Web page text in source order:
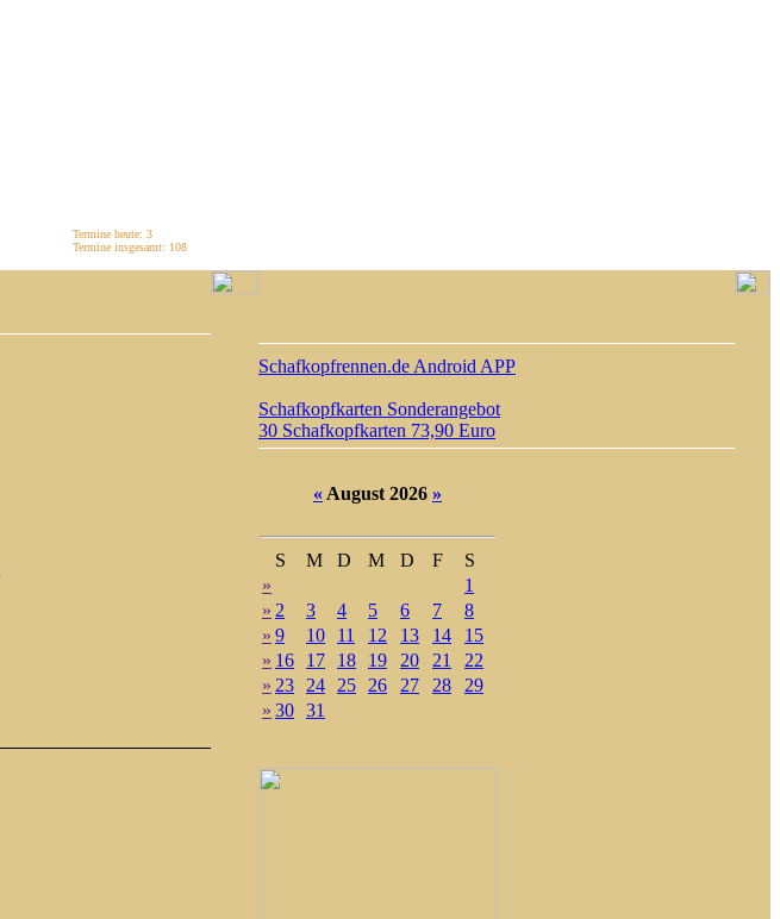
Termine heute: 3
Termine insgesamt: 108
Schafkopfrennen.de Android APP
Schafkopfkarten Sonderangebot
30 Schafkopfkarten 73,90 Euro
« August 2026 »
S M D M D F
S
»
1
» 2 3 4 5 6 7
8
» 9 10 11 12 13 14
15
» 16 17 18 19 20 21
22
» 23 24 25 26 27 28
29
» 30 31